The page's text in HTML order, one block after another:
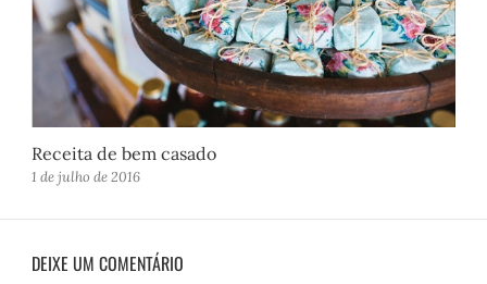
Receita de bem casado
1 de julho de 2016
DEIXE UM COMENTÁRIO